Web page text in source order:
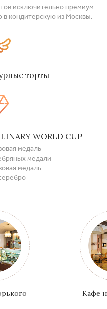
исключительно премиум-
в кондитерскую из Москвы.
торты
WORLD CUP
медаль
медали
медаль
Кафе